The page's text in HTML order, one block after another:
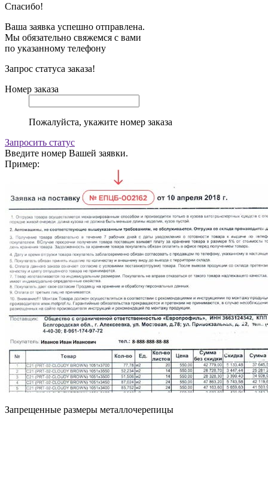
Спасибо!
Ваша заявка успешно отправлена.
Мы обязательно свяжемся с вами
по указанному телефону
Запрос статуса заказа!
Номер заказа
Пожалуйста, укажите номер заказа
Запросить статус
Введите номер Вашей заявки.
Пример:
Запрещенные размеры металлочерепицы